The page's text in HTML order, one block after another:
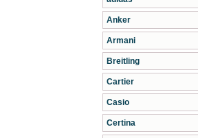
Anker
Armani
Breitling
Cartier
Casio
Certina